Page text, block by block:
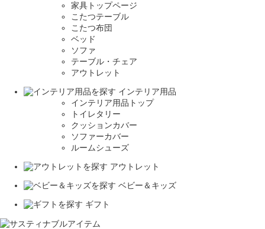
家具トップページ
こたつテーブル
こたつ布団
ベッド
ソファ
テーブル・チェア
アウトレット
インテリア用品
インテリア用品トップ
トイレタリー
クッションカバー
ソファーカバー
ルームシューズ
アウトレット
ベビー＆キッズ
ギフト